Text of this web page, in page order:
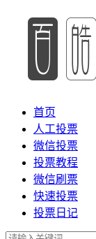
首页
人工投票
微信投票
投票教程
微信刷票
快速投票
投票日记